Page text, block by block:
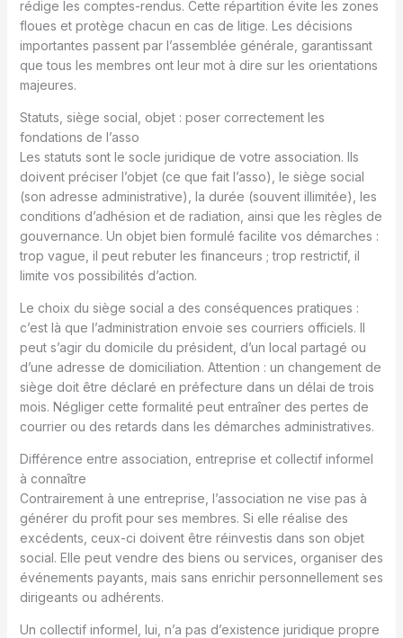
rédige les comptes-rendus. Cette répartition évite les zones
floues et protège chacun en cas de litige. Les décisions
importantes passent par l’assemblée générale, garantissant
que tous les membres ont leur mot à dire sur les orientations
majeures.
Statuts, siège social, objet : poser correctement les
fondations de l’asso
Les statuts sont le socle juridique de votre association. Ils
doivent préciser l’objet (ce que fait l’asso), le siège social
(son adresse administrative), la durée (souvent illimitée), les
conditions d’adhésion et de radiation, ainsi que les règles de
gouvernance. Un objet bien formulé facilite vos démarches :
trop vague, il peut rebuter les financeurs ; trop restrictif, il
limite vos possibilités d’action.
Le choix du siège social a des conséquences pratiques :
c’est là que l’administration envoie ses courriers officiels. Il
peut s’agir du domicile du président, d’un local partagé ou
d’une adresse de domiciliation. Attention : un changement de
siège doit être déclaré en préfecture dans un délai de trois
mois. Négliger cette formalité peut entraîner des pertes de
courrier ou des retards dans les démarches administratives.
Différence entre association, entreprise et collectif informel
à connaître
Contrairement à une entreprise, l’association ne vise pas à
générer du profit pour ses membres. Si elle réalise des
excédents, ceux-ci doivent être réinvestis dans son objet
social. Elle peut vendre des biens ou services, organiser des
événements payants, mais sans enrichir personnellement ses
dirigeants ou adhérents.
Un collectif informel, lui, n’a pas d’existence juridique propre